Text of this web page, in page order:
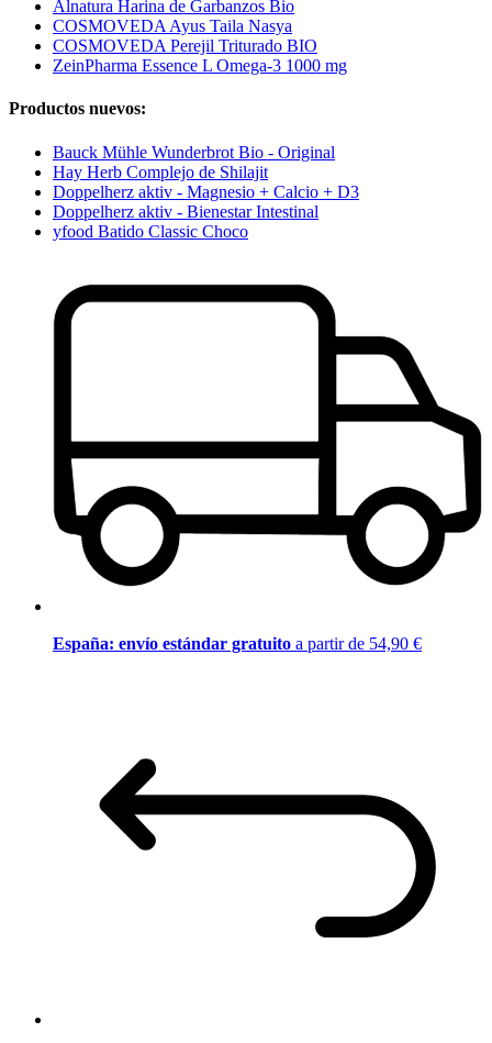
Alnatura Harina de Garbanzos Bio
COSMOVEDA Ayus Taila Nasya
COSMOVEDA Perejil Triturado BIO
ZeinPharma Essence L Omega-3 1000 mg
Productos nuevos:
Bauck Mühle Wunderbrot Bio - Original
Hay Herb Complejo de Shilajit
Doppelherz aktiv - Magnesio + Calcio + D3
Doppelherz aktiv - Bienestar Intestinal
yfood Batido Classic Choco
España: envío estándar gratuito a partir de 54,90 €